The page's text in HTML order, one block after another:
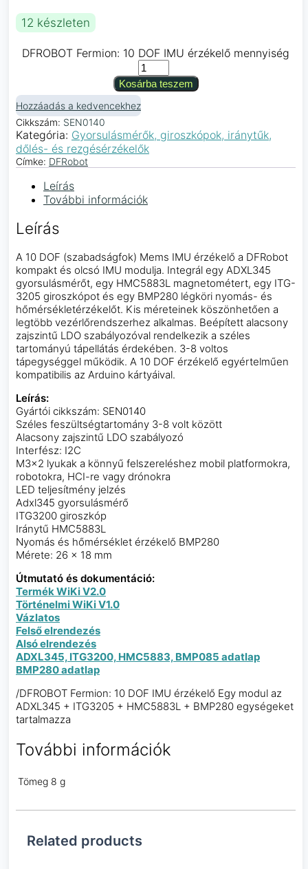
12 készleten
DFROBOT Fermion: 10 DOF IMU érzékelő mennyiség
Kosárba teszem
Hozzáadás a kedvencekhez
Cikkszám: SEN0140
Kategória: Gyorsulásmérők, giroszkópok, iránytűk,
dőlés- és rezgésérzékelők
Címke: DFRobot
Leírás
További információk
Leírás
A 10 DOF (szabadságfok) Mems IMU érzékelő a DFRobot
kompakt és olcsó IMU modulja. Integrál egy ADXL345
gyorsulásmérőt, egy HMC5883L magnetométert, egy ITG-
3205 giroszkópot és egy BMP280 légköri nyomás- és
hőmérsékletérzékelőt. Kis méreteinek köszönhetően a
legtöbb vezérlőrendszerhez alkalmas. Beépített alacsony
zajszintű LDO szabályozóval rendelkezik a széles
tartományú tápellátás érdekében. 3-8 voltos
tápegységgel működik. A 10 DOF érzékelő egyértelműen
kompatibilis az Arduino kártyáival.
Leírás:
Gyártói cikkszám: SEN0140
Széles feszültségtartomány 3-8 volt között
Alacsony zajszintű LDO szabályozó
Interfész: I2C
M3x2 lyukak a könnyű felszereléshez mobil platformokra,
robotokra, HCI-re vagy drónokra
LED teljesítmény jelzés
Adxl345 gyorsulásmérő
ITG3200 giroszkóp
Iránytű HMC5883L
Nyomás és hőmérséklet érzékelő BMP280
Mérete: 26 x 18 mm
Útmutató és dokumentáció:
Termék WiKi V2.0
Történelmi WiKi V1.0
Vázlatos
Felső elrendezés
Alsó elrendezés
ADXL345, ITG3200, HMC5883, BMP085 adatlap
BMP280 adatlap
/DFROBOT Fermion: 10 DOF IMU érzékelő Egy modul az
ADXL345 + ITG3205 + HMC5883L + BMP280 egységeket
tartalmazza
További információk
Tömeg 8 g
Related products